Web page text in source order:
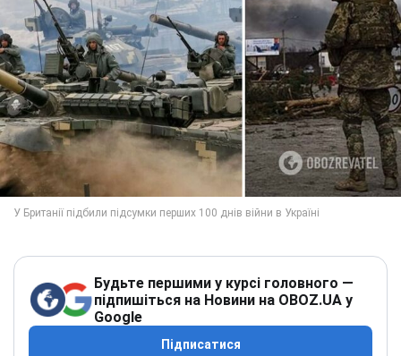
Будьте першими у курсі головного —
підпишіться на Новини на OBOZ.UA у
Google
Підписатися